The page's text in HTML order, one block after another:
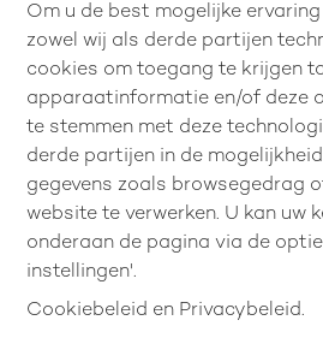
Om u de best mogelijke
zowel wij als derde partijen
cookies om toegang te krijgen
apparaatinformatie en/of deze
te stemmen met deze
derde partijen in de
gegevens zoals browsegedrag
website te verwerken. U kan uw
onderaan de pagina via de
instellingen'.
Cookiebeleid en Privacybeleid.
Commerciële ruimte op
strategische ligging
Steenweg 67, 3540 Herk-De-
92.65 m² 92.65 m²